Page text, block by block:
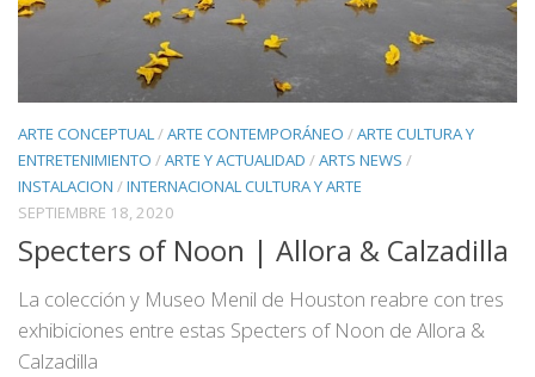
ARTE CONCEPTUAL/ARTE CONTEMPORÁNEO /ARTE CULTURA Y
ENTRETENIMIENTO /ARTE Y ACTUALIDAD /ARTS NEWS /
INSTALACION /INTERNACIONAL CULTURA Y ARTE
SEPTIEMBRE 18, 2020
Specters of Noon | Allora & Calzadilla
La colección y Museo Menil de Houston reabre con tres
exhibiciones entre estas Specters of Noon de Allora &
Calzadilla